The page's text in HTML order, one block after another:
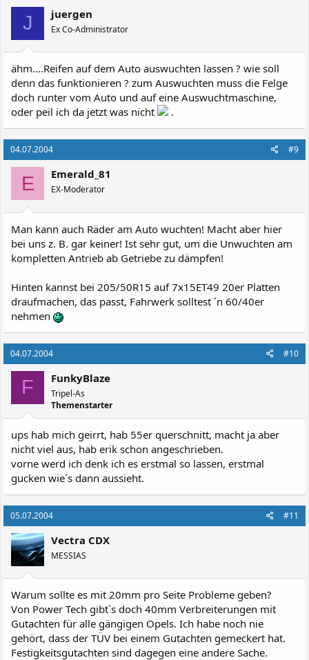
J juergen
Ex Co-Administrator
ähm....Reifen auf dem Auto auswuchten lassen ? wie soll
denn das funktionieren ? zum Auswuchten muss die Felge
doch runter vom Auto und auf eine Auswuchtmaschine,
oder peil ich da jetzt was nicht
.
04.07.2004 #9
E Emerald_81
EX-Moderator
Man kann auch Räder am Auto wuchten! Macht aber hier
bei uns z. B. gar keiner! Ist sehr gut, um die Unwuchten am
kompletten Antrieb ab Getriebe zu dämpfen!
Hinten kannst bei 205/50R15 auf 7x15ET49 20er Platten
draufmachen, das passt, Fahrwerk solltest ´n 60/40er
nehmen
04.07.2004 #10
F FunkyBlaze
Tripel-As
Themenstarter
ups hab mich geirrt, hab 55er querschnitt, macht ja aber
nicht viel aus, hab erik schon angeschrieben.
vorne werd ich denk ich es erstmal so lassen, erstmal
gucken wie´s dann aussieht.
05.07.2004 #11
Vectra CDX
MESSIAS
Warum sollte es mit 20mm pro Seite Probleme geben?
Von Power Tech gibt`s doch 40mm Verbreiterungen mit
Gutachten für alle gängigen Opels. Ich habe noch nie
gehört, dass der TÜV bei einem Gutachten gemeckert hat.
Festigkeitsgutachten sind dagegen eine andere Sache.